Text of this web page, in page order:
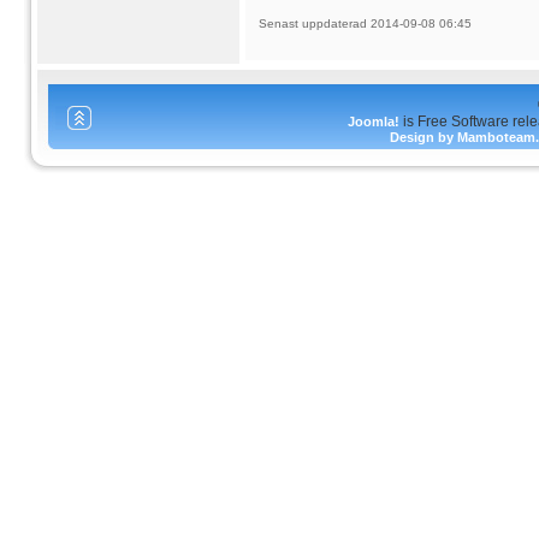
Senast uppdaterad 2014-09-08 06:45
Joomla! is Free Software
Design by